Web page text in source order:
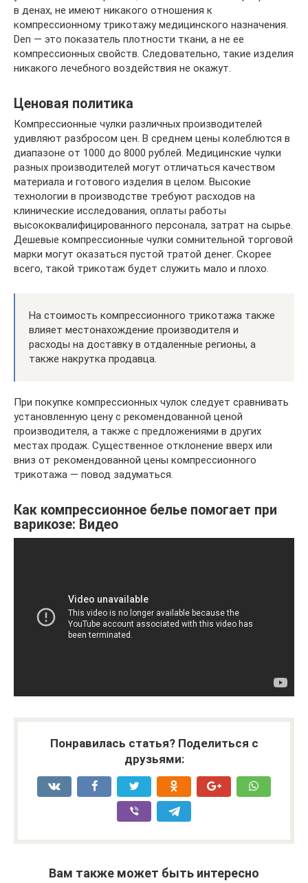
в денах, не имеют никакого отношения к
компрессионному трикотажу медицинского назначения.
Den — это показатель плотности ткани, а не ее
компрессионных свойств. Следовательно, такие изделия
никакого лечебного воздействия не окажут.
Ценовая политика
Компрессионные чулки различных производителей
удивляют разбросом цен. В среднем цены колеблются в
диапазоне от 1000 до 8000 рублей. Медицинские чулки
разных производителей могут отличаться качеством
материала и готового изделия в целом. Высокие
технологии в производстве требуют расходов на
клинические исследования, оплаты работы
высококвалифицированного персонала, затрат на сырье.
Дешевые компрессионные чулки сомнительной торговой
марки могут оказаться пустой тратой денег. Скорее
всего, такой трикотаж будет служить мало и плохо.
На стоимость компрессионного трикотажа также
влияет местонахождение производителя и
расходы на доставку в отдаленные регионы, а
также накрутка продавца.
При покупке компрессионных чулок следует сравнивать
установленную цену с рекомендованной ценой
производителя, а также с предложениями в других
местах продаж. Существенное отклонение вверх или
вниз от рекомендованной цены компрессионного
трикотажа — повод задуматься.
Как компрессионное белье помогает при
варикозе: Видео
Понравилась статья? Поделиться с
друзьями:
Вам также может быть интересно